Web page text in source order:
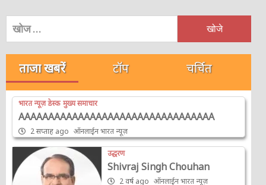
निम्न
को
खोजें:
ताजा खबरें टॉप चर्चित
भारत न्यूज़ डेस्क मुख्य समाचार
AAAAAAAAAAAAAAAAAAAAAAAAAAAAAAAAA
2 सप्ताह ago ऑनलाईन भारत न्यूज़
उद्धरण
Shivraj Singh Chouhan
2 वर्ष ago ऑनलाईन भारत न्यूज़